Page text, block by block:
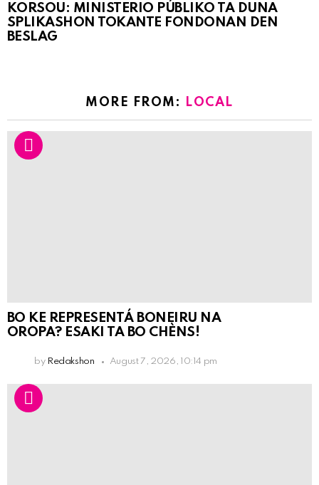
KORSOU: MINISTERIO PÚBLIKO TA DUNA
SPLIKASHON TOKANTE FONDONAN DEN
BESLAG
MORE FROM: LOCAL
BO KE REPRESENTÁ BONEIRU NA
OROPA? ESAKI TA BO CHÈNS!
by Redakshon August 7, 2026, 10:14 pm